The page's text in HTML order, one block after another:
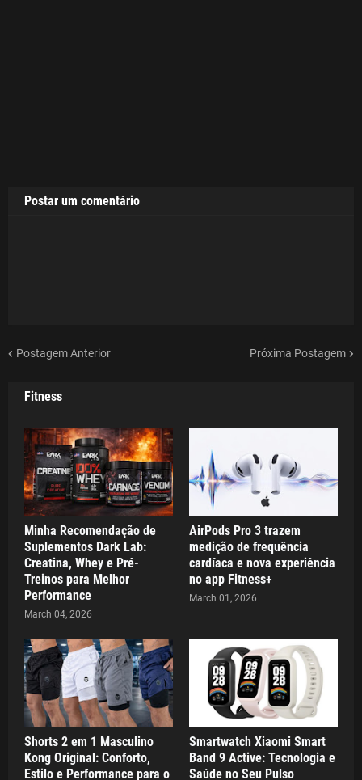
Postar um comentário
Postagem Anterior Próxima Postagem
Fitness
Minha Recomendação de
Suplementos Dark Lab:
Creatina, Whey e Pré-
Treinos para Melhor
Performance
March 04, 2026
AirPods Pro 3 trazem
medição de frequência
cardíaca e nova experiência
no app Fitness+
March 01, 2026
Shorts 2 em 1 Masculino
Kong Original: Conforto,
Estilo e Performance para o
Smartwatch Xiaomi Smart
Band 9 Active: Tecnologia e
Saúde no Seu Pulso